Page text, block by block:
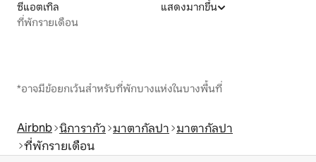
ซีแอตเทิล
ที่พักรายเดือน
แสดงมากขึ้น
*อาจมีข้อยกเว้นสำหรับที่พักบางแห่งในบางพื้นที่
Airbnb นิการากัว มาตากัลปา มาตากัลปา
ที่พักรายเดือน